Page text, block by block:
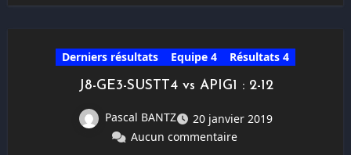
Derniers résultats Equipe 4 Résultats 4
J8-GE3-SUSTT4 vs APIG1 : 2-12
Pascal BANTZ
20 janvier 2019
Aucun commentaire